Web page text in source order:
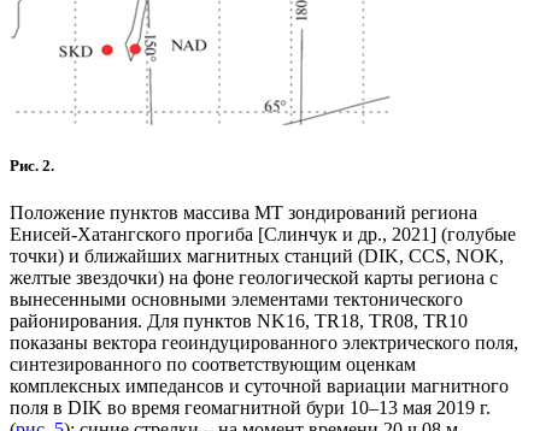
Рис. 2.
Положение пунктов массива МТ зондирований региона
Енисей-Хатангского прогиба [Слинчук и др., 2021] (голубые
точки) и ближайших магнитных станций (DIK, CCS, NOK,
желтые звездочки) на фоне геологической карты региона с
вынесенными основными элементами тектонического
районирования. Для пунктов NK16, TR18, TR08, TR10
показаны вектора геоиндуцированного электрического поля,
синтезированного по соответствующим оценкам
комплексных импедансов и суточной вариации магнитного
поля в DIK во время геомагнитной бури 10–13 мая 2019 г.